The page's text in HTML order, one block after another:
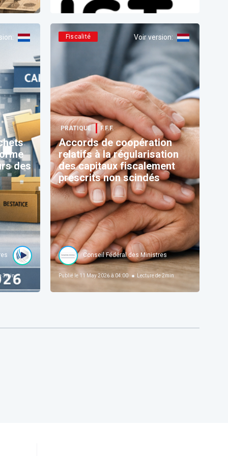
:
des
Forum For the Future
3min
Fiscalité Voir version:
PRATIQUE F.F.F.
Accords de coopération
relatifs à la régularisation
des capitaux fiscalement
prescrits non scindés
Conseil Fédéral des Ministres
Publié le 11 May 2026 à 04:00 Lecture de 2min